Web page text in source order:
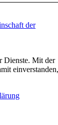
der
Dienste. Mit der